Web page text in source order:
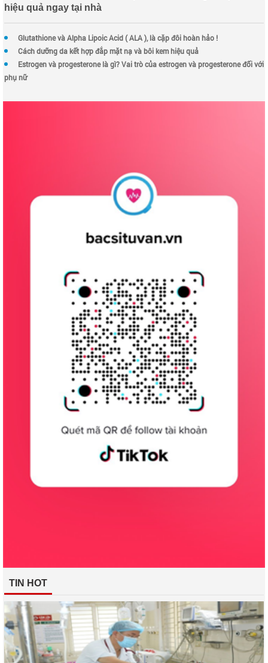
hiệu quả ngay tại nhà
Glutathione và Alpha Lipoic Acid ( ALA ), là cặp đôi hoàn hảo !
Cách dưỡng da kết hợp đắp mặt nạ và bôi kem hiệu quả
Estrogen và progesterone là gì? Vai trò của estrogen và progesterone đối với
phụ nữ
TIN HOT